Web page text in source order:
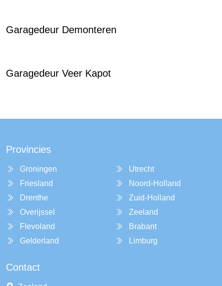
Garagedeur Demonteren
Garagedeur Veer Kapot
Provincies
Groningen
Friesland
Drenthe
Overijssel
Flevoland
Gelderland
Utrecht
Noord-Holland
Zuid-Holland
Zeeland
Brabant
Limburg
Contact